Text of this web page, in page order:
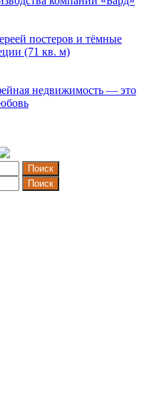
постеров и тёмные
(71 кв. м)
недвижимость — это